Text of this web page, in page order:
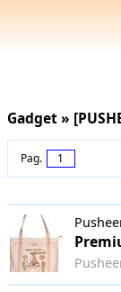
Gadget »
Pag. 1